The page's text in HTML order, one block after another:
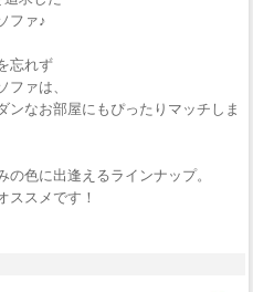
ファ♪
忘れず
ァは、
ンなお部屋にもぴったりマッチしま
色に出逢えるラインナップ。
ススメです！